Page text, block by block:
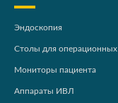
Эндоскопия
Столы для операционных
Мониторы пациента
Аппараты ИВЛ